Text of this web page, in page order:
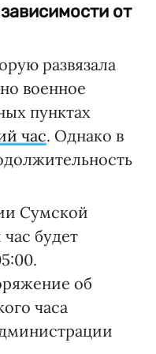
от
развязала
военное
пунктах
час. Однако в
Сумской
будет
об
часа